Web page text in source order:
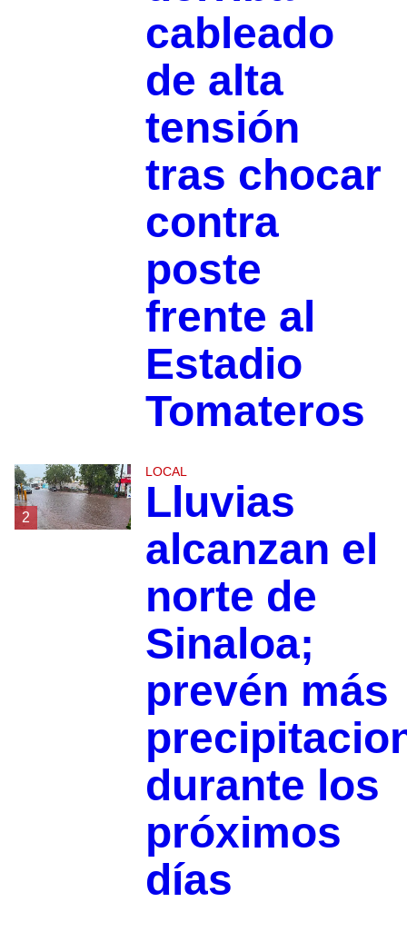
cableado
de alta
tensión
tras chocar
contra
poste
frente al
Estadio
Tomateros
2
LOCAL
Lluvias
alcanzan el
norte de
Sinaloa;
prevén más
durante los
próximos
días